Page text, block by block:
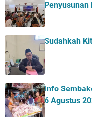
Penyusunan
Sudahkah
Info
6 Agustus